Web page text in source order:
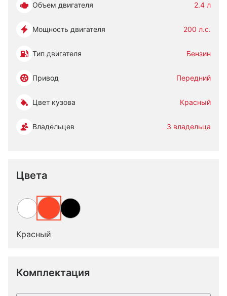
Объем двигателя 2.4 л
Мощность двигателя 200 л.с.
Тип двигателя Бензин
Привод Передний
Цвет кузова Красный
Владельцев 3 владельца
Цвета
Красный
Комплектация